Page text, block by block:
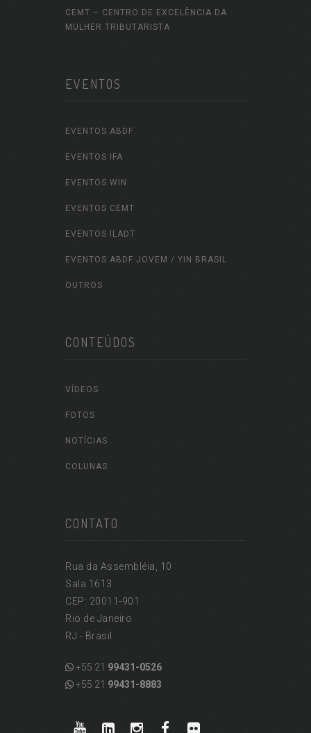
CEMT – CENTRO DE EXCELÊNCIA DA
MULHER TRIBUTARISTA
EVENTOS
EVENTOS ABDF
EVENTOS IFA
EVENTOS WIN
EVENTOS CEMT
EVENTOS ILADT
EVENTOS ABDF JOVEM / YIN BRASIL
OUTROS
CONTEÚDOS
VÍDEOS
FOTOS
NOTÍCIAS
COLUNAS
CONTATO
Rua da Assembléia, 10
Sala 1613
CEP: 20011-901
Rio de Janeiro
RJ - Brasil
+55 21 99431-0526
+55 21 99431-8883